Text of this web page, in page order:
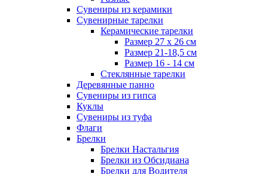
Сувениры из керамики
Сувенирные тарелки
Керамические тарелки
Размер 27 х 26 см
Размер 21-18,5 см
Размер 16 - 14 см
Стеклянные тарелки
Деревянные панно
Сувениры из гипса
Куклы
Сувениры из туфа
Флаги
Брелки
Брелки Настальгия
Брелки из Обсидиана
Брелки для Водителя